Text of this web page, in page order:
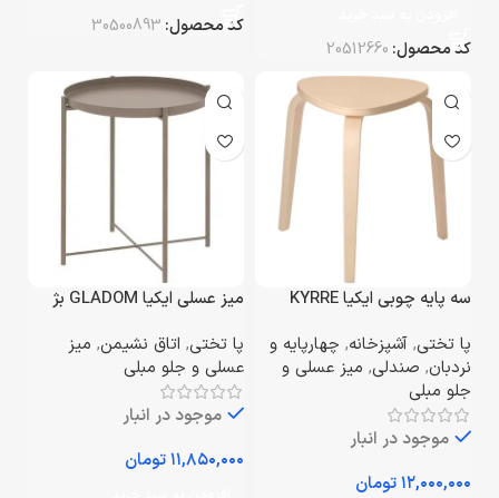
کد محصول: 20512660
کد محصول: 30500893
سه‌ پایه چوبی ایکیا KYRRE
پا تختی, آشپزخانه, چهارپایه و
نردبان, صندلی, میز عسلی و
جلو مبلی
موجود در انبار
تومان
میز عسلی ایکیا GLADOM بژ
پا تختی, اتاق نشیمن, میز
عسلی و جلو مبلی
موجود در انبار
تومان